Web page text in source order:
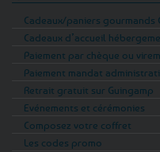
Cadeaux/paniers gourmands
Cadeaux d’accueil
Paiement par chèque ou
Paiement mandat
Retrait gratuit sur Guingamp
Evénements et cérémonies
Composez votre coffret
Les codes promo